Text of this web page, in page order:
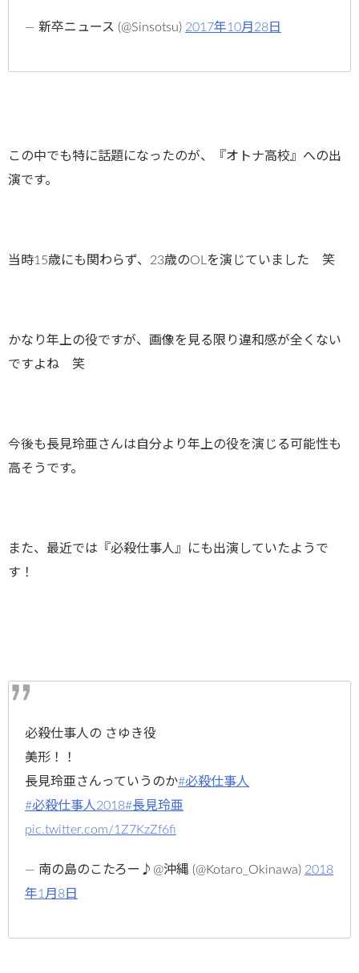
— 新卒ニュース (@Sinsotsu) 2017年10月28日
この中でも特に話題になったのが、『オトナ高校』への出
演です。
当時15歳にも関わらず、23歳のOLを演じていました 笑
かなり年上の役ですが、画像を見る限り違和感が全くない
ですよね 笑
今後も長見玲亜さんは自分より年上の役を演じる可能性も
高そうです。
また、最近では『必殺仕事人』にも出演していたようで
す！
必殺仕事人の さゆき役
美形！！
長見玲亜さんっていうのか#必殺仕事人
#必殺仕事人2018#長見玲亜
pic.twitter.com/1Z7KzZf6fi
— 南の島のこたろー♪@沖縄 (@Kotaro_Okinawa) 2018
年1月8日